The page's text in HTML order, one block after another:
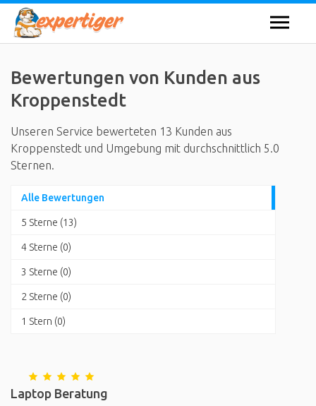
Bewertungen von Kunden aus
Kroppenstedt
Unseren Service bewerteten 13 Kunden aus
Kroppenstedt und Umgebung mit durchschnittlich 5.0
Sternen.
Alle Bewertungen
5 Sterne (13)
4 Sterne (0)
3 Sterne (0)
2 Sterne (0)
1 Stern (0)
Laptop Beratung